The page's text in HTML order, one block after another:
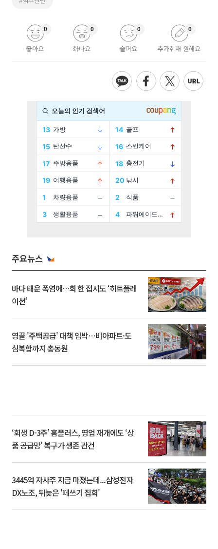
좋아요
0
화나요
0
슬퍼요
0
추가취재 원해요
0
주요뉴스
바다 태운 폭염에…회 한 접시도 ‘히트플레
이션’
영끌 '주택공급' 대책 임박⋯비아파트·도
심복합까지 총동원
‘회생 D-3주’ 홈플러스, 영업 재개에도 ‘상
품 공급망’ 복구가 생존 관건
3445억 자사주 지급 마쳤는데...삼성전자
DX노조, 뒤늦은 '떼쓰기 집회'